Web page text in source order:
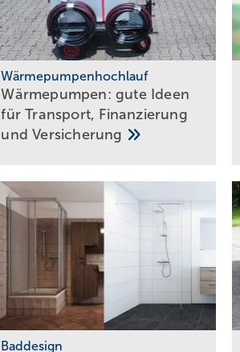
Wärmepumpenhochlauf
Wärmepumpen: gute Ideen
für Transport, Finanzierung
undVersicherung
Baddesign